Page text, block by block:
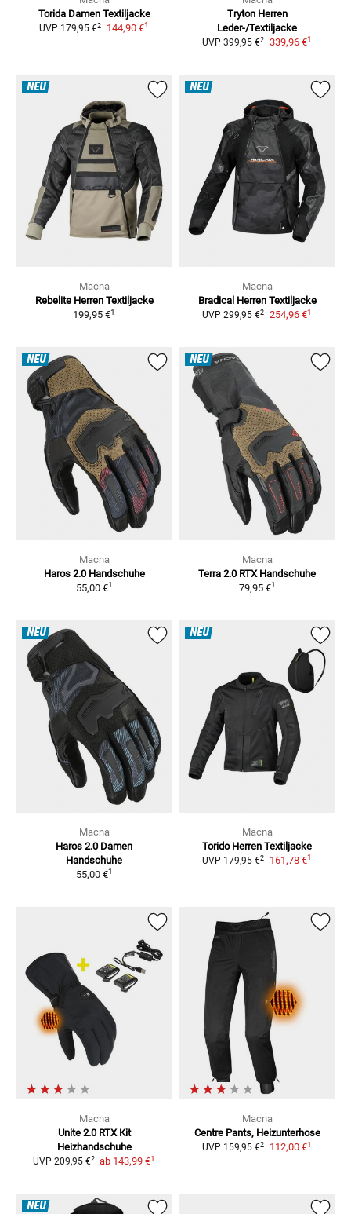
Torida Damen Textiljacke
UVP 179,95 €2 144,90 €1
Tryton Herren
Leder-/Textiljacke
UVP 399,95 €2 339,96 €1
NEU
Macna
Rebelite Herren Textiljacke
199,95 €1
NEU
Macna
Bradical Herren Textiljacke
UVP 299,95 €2 254,96 €1
NEU
Macna
Haros 2.0 Handschuhe
55,00 €1
NEU
Macna
Terra 2.0 RTX Handschuhe
79,95 €1
NEU
Macna
Haros 2.0 Damen
Handschuhe
55,00 €1
NEU
Macna
Torido Herren Textiljacke
UVP 179,95 €2 161,78 €1
Macna
Unite 2.0 RTX Kit
Heizhandschuhe
UVP 209,95 €2 ab 143,99 €1
Macna
Centre Pants, Heizunterhose
UVP 159,95 €2 112,00 €1
NEU